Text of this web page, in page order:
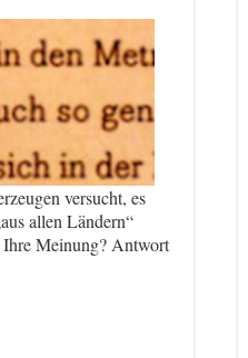
versucht, es
allen Ländern“
Ihre Meinung? Antwort